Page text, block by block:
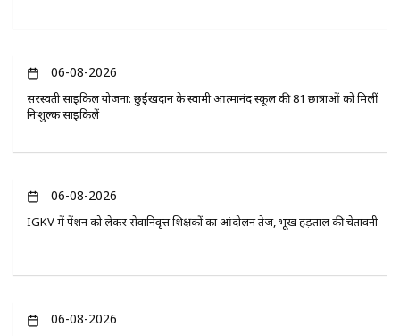
06-08-2026
सरस्वती साइकिल योजना: छुईखदान के स्वामी आत्मानंद स्कूल की 81 छात्राओं को मिलीं
निःशुल्क साइकिलें
06-08-2026
IGKV में पेंशन को लेकर सेवानिवृत्त शिक्षकों का आंदोलन तेज, भूख हड़ताल की चेतावनी
06-08-2026